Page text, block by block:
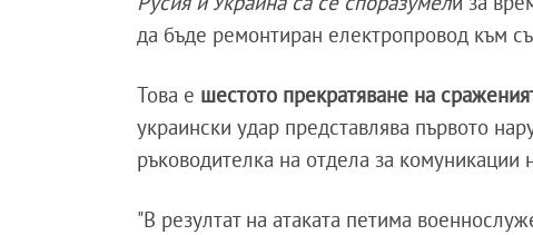
да бъде ремонтиран електропровод към
Това е шестото прекратяване на
украински удар представлява първото
ръководителка на отдела за комуникации
"В резултат на атаката петима